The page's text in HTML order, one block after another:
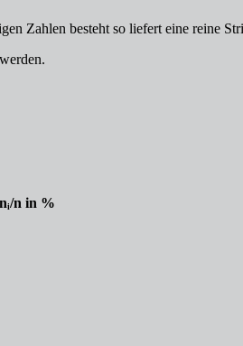
Zahlen besteht so liefert eine reine
n in %